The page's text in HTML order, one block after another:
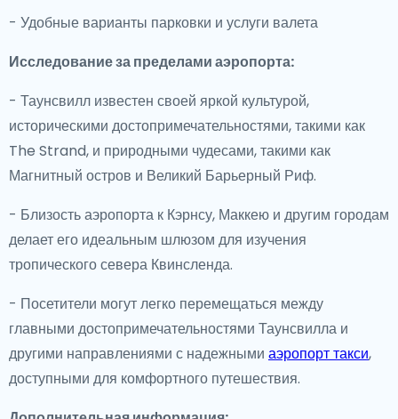
- Удобные варианты парковки и услуги валета
Исследование за пределами аэропорта:
- Таунсвилл известен своей яркой культурой,
историческими достопримечательностями, такими как
The Strand, и природными чудесами, такими как
Магнитный остров и Великий Барьерный Риф.
- Близость аэропорта к Кэрнсу, Маккею и другим городам
делает его идеальным шлюзом для изучения
тропического севера Квинсленда.
- Посетители могут легко перемещаться между
главными достопримечательностями Таунсвилла и
другими направлениями с надежными аэропорт такси,
доступными для комфортного путешествия.